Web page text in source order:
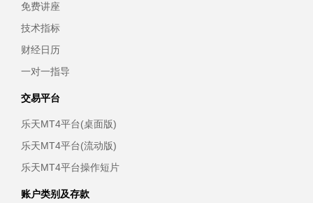
免费讲座
技术指标
财经日历
一对一指导
交易平台
乐天MT4平台(桌面版)
乐天MT4平台(流动版)
乐天MT4平台操作短片
账户类别及存款